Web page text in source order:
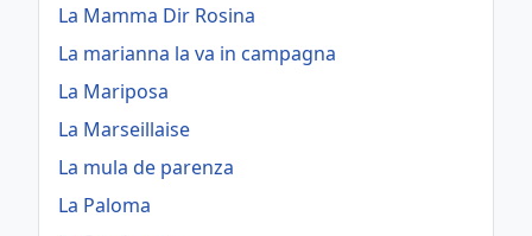
La Mamma Dir Rosina
La marianna la va in campagna
La Mariposa
La Marseillaise
La mula de parenza
La Paloma